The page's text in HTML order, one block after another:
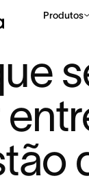
Produtos